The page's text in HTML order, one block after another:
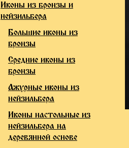
Иконы из бронзы и
нейзильбера
Большие иконы из
бронзы
Средние иконы из
бронзы
Ажурные иконы из
нейзильбера
Иконы настольные из
нейзильбера на
деревянной основе